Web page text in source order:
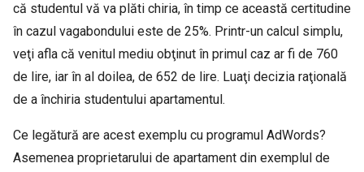
că studentul vă va plăti chiria, în timp ce această certitudine
în cazul vagabondului este de 25%. Printr-un calcul simplu,
veţi afla că venitul mediu obţinut în primul caz ar fi de 760
de lire, iar în al doilea, de 652 de lire. Luaţi decizia raţională
de a închiria studentului apartamentul.
Ce legătură are acest exemplu cu programul AdWords?
Asemenea proprietarului de apartament din exemplul de